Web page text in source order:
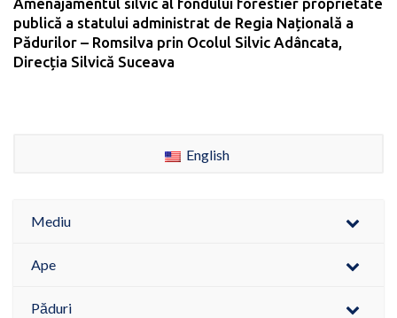
Amenajamentul silvic al fondului forestier proprietate
publică a statului administrat de Regia Națională a
Pădurilor – Romsilva prin Ocolul Silvic Adâncata,
Direcția Silvică Suceava
English
Mediu
Ape
Păduri